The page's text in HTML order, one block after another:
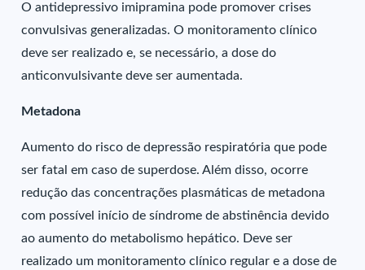
O antidepressivo imipramina pode promover crises
convulsivas generalizadas. O monitoramento clínico
deve ser realizado e, se necessário, a dose do
anticonvulsivante deve ser aumentada.
Metadona
Aumento do risco de depressão respiratória que pode
ser fatal em caso de superdose. Além disso, ocorre
redução das concentrações plasmáticas de metadona
com possível início de síndrome de abstinência devido
ao aumento do metabolismo hepático. Deve ser
realizado um monitoramento clínico regular e a dose de